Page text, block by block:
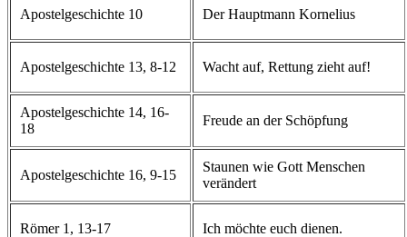
Apostelgeschichte 10 Der Hauptmann Kornelius
Apostelgeschichte 13, 8-12 Wacht auf, Rettung zieht auf!
Apostelgeschichte 14, 16-
18
Freude an der Schöpfung
Apostelgeschichte 16, 9-15
Staunen wie Gott Menschen
verändert
Römer 1, 13-17 Ich möchte euch dienen.